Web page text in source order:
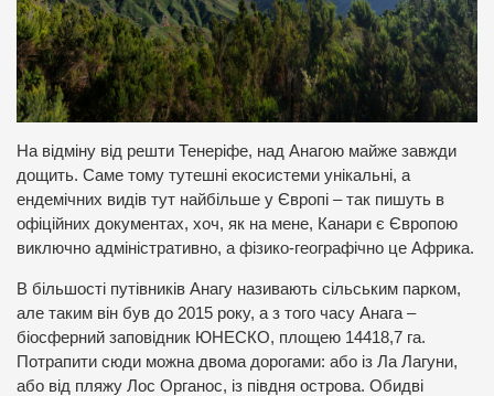
На відміну від решти Тенеріфе, над Анагою майже завжди
дощить. Саме тому тутешні екосистеми унікальні, а
ендемічних видів тут найбільше у Європі – так пишуть в
офіційних документах, хоч, як на мене, Канари є Європою
виключно адміністративно, а фізико-географічно це Африка.
В більшості путівників Анагу називають сільським парком,
але таким він був до 2015 року, а з того часу Анага –
біосферний заповідник ЮНЕСКО, площею 14418,7 га.
Потрапити сюди можна двома дорогами: або із Ла Лагуни,
або від пляжу Лос Органос, із півдня острова. Обидві